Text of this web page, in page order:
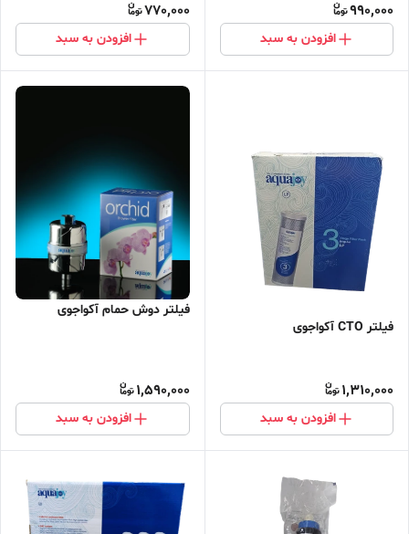
990,000
افزودن به سبد
770,000
افزودن به سبد
فیلتر CTO آکواجوی
1,310,000
افزودن به سبد
فیلتر دوش حمام آکواجوی
1,590,000
افزودن به سبد